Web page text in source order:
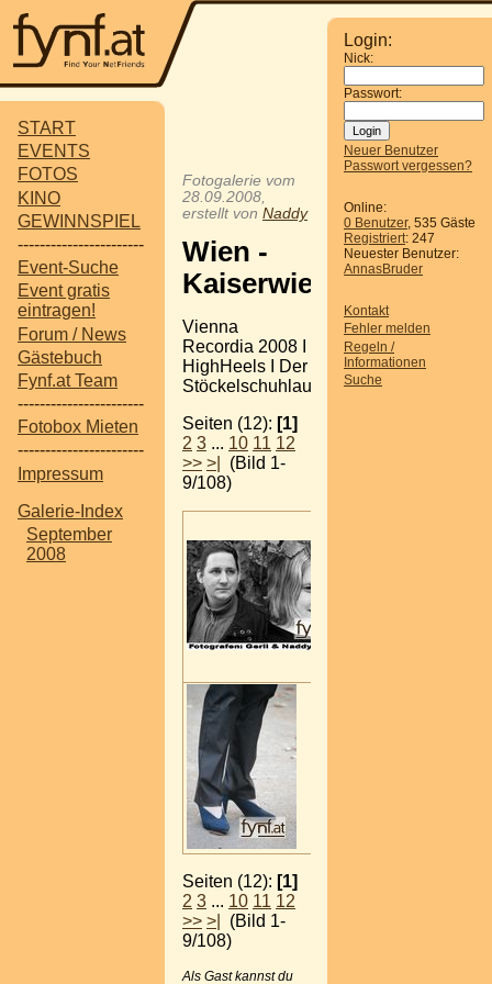
START
EVENTS
FOTOS
KINO
GEWINNSPIEL
-----------------------
Event-Suche
Event gratis
eintragen!
Forum / News
Gästebuch
Fynf.at Team
-----------------------
Fotobox Mieten
-----------------------
Impressum
Galerie-Index
September
2008
Login:
Nick:
Passwort:
Neuer Benutzer
Passwort vergessen?
Online:
0 Benutzer, 535 Gäste
Registriert: 247
Neuester Benutzer:
AnnasBruder
Kontakt
Fehler melden
Regeln /
Informationen
Suche
Fotogalerie vom
28.09.2008,
erstellt von Naddy
Wien -
Kaiserwiese
Vienna
Recordia 2008 I
HighHeels I Der
Stöckelschuhlauf
Seiten (12): [1]
2 3 ... 10 11 12
>> >|
(Bild 1-
9/108)
Seiten (12): [1]
2 3 ... 10 11 12
>> >|
(Bild 1-
9/108)
Als Gast kannst du